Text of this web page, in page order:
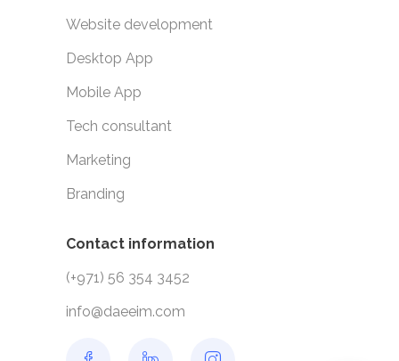
Website development
Desktop App
Mobile App
Tech consultant
Marketing
Branding
Contact information
(+971) 56 354 3452
info@daeeim.com